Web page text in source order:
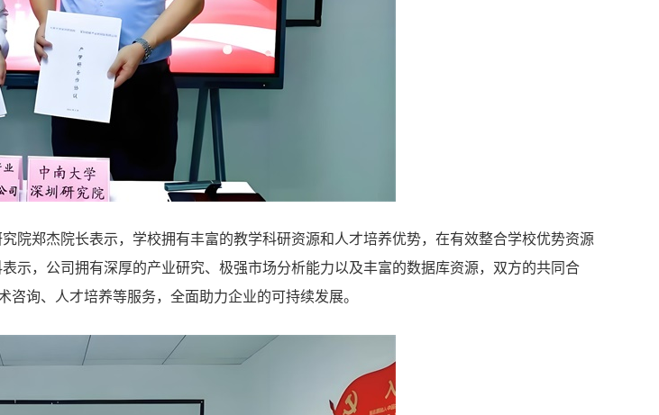
院郑杰院长表示，学校拥有丰富的教学科研资源和人才培养优势，在有效整合学校优势资源
示，公司拥有深厚的产业研究、极强市场分析能力以及丰富的数据库资源，双方的共同合
询、人才培养等服务，全面助力企业的可持续发展。